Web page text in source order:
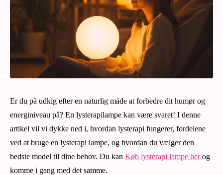
Er du på udkig efter en naturlig måde at forbedre dit humør og
energiniveau på? En lysterapilampe kan være svaret! I denne
artikel vil vi dykke ned i, hvordan lysterapi fungerer, fordelene
ved at bruge en lysterapi lampe, og hvordan du vælger den
bedste model til dine behov. Du kan Køb lysterapi lampe herog
komme i gang med det samme.